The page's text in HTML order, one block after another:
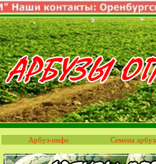
Арбуз-инфо Семена